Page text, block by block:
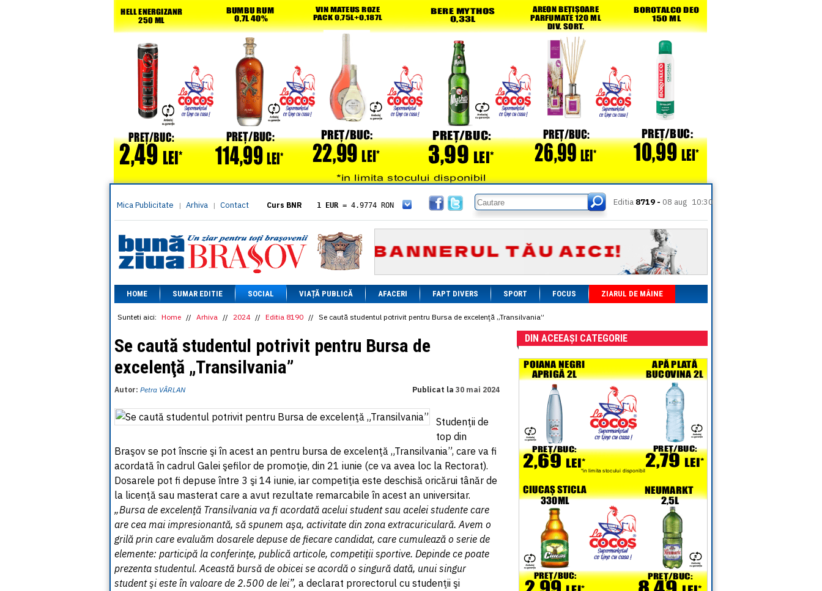
Mica Publicitate | Arhiva | Contact Curs BNR 1 EUR = 4.9774 RON
= 5.8304 RON
1 XAU= 464.4611 RON
1 AED= 1.1933 RON
1 AUD= 2.7957 RON
1 BGN= 2.5449 RON
1 CAD= 3.1559 RON
1 CHF= 5.2813 RON
1 CNY= 0.6015 RON
= 0.6668 RON
1 EGP
= 0.0860 RON
1 MXN= 0.2227 RON
1 NOK= 0.4191 RON
1 PLN= 1.1646 RON
= 0.0425 RON
1 RUB = 0.0530 RON
1 SEK= 0.4526 RON
1 TRY = 0.1141 RON
1 XDR= 5.9383 RON
1 ZAR= 0.2318 RON
Editia 8719 - 08 aug 10:30
HOME SUMAR EDITIE SOCIAL VIAȚĂ PUBLICĂ AFACERI FAPT DIVERS SPORT FOCUS ZIARUL DE MÂINE
Sunteti aici: Home // Arhiva // 2024 // Editia 8190 // Se caută studentul potrivit pentru Bursa de excelenţă „Transilvania”
Se caută studentul potrivit pentru Bursa de
excelenţă „Transilvania”
Autor: Petra VÂRLAN Publicat la 30 mai 2024
Studenţii de
top din
Braşov se pot înscrie şi în acest an pentru bursa de excelenţă „Transilvania”, care va fi
acordată în cadrul Galei şefilor de promoţie, din 21 iunie (ce va avea loc la Rectorat).
Dosarele pot fi depuse între 3 şi 14 iunie, iar competiţia este deschisă oricărui tânăr de
la licenţă sau masterat care a avut rezultate remarcabile în acest an universitar.
„Bursa de excelenţă Transilvania va fi acordată acelui student sau acelei studente care
are cea mai impresionantă, să spunem aşa, activitate din zona extracuriculară. Avem o
grilă prin care evaluăm dosarele depuse de fiecare candidat, care cumulează o serie de
elemente: participă la conferinţe, publică articole, competiţii sportive. Depinde ce poate
prezenta studentul. Această bursă de obicei se acordă o singură dată, unui singur
student şi este în valoare de 2.500 de lei”, a declarat prorectorul cu studenţii şi
DIN ACEEAȘI CATEGORIE